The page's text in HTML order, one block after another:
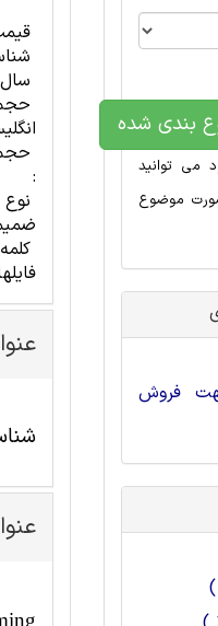
:
بندی شده
می توانید
موضوع
فروش